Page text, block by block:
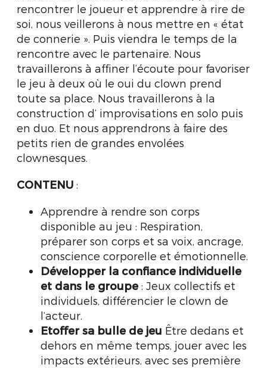
rencontrer le joueur et apprendre à rire de
soi, nous veillerons à nous mettre en « état
de connerie ». Puis viendra le temps de la
rencontre avec le partenaire. Nous
travaillerons à affiner l’écoute pour favoriser
le jeu à deux où le oui du clown prend
toute sa place. Nous travaillerons à la
construction d’ improvisations en solo puis
en duo. Et nous apprendrons à faire des
petits rien de grandes envolées
clownesques.
CONTENU :
Apprendre à rendre son corps
disponible au jeu : Respiration,
préparer son corps et sa voix, ancrage,
conscience corporelle et émotionnelle.
Développer la confiance individuelle
et dans le groupe : Jeux collectifs et
individuels, différencier le clown de
l’acteur.
Etoffer sa bulle de jeu Être dedans et
dehors en même temps, jouer avec les
impacts extérieurs, avec ses première